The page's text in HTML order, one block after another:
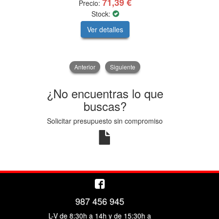
Precio:
Stock:
Ver detalles
Anterior Siguiente
¿No encuentras lo que
buscas?
Solicitar presupuesto sin compromiso
987 456 945
L-V de 8:30h a 14h y de 15:30h a